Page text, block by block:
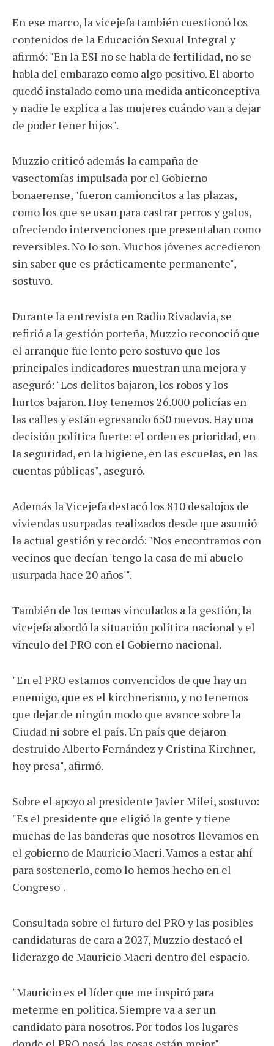
En ese marco, la vicejefa también cuestionó los
contenidos de la Educación Sexual Integral y
afirmó: "En la ESI no se habla de fertilidad, no se
habla del embarazo como algo positivo. El aborto
quedó instalado como una medida anticonceptiva
y nadie le explica a las mujeres cuándo van a dejar
de poder tener hijos".
Muzzio criticó además la campaña de
vasectomías impulsada por el Gobierno
bonaerense, "fueron camioncitos a las plazas,
como los que se usan para castrar perros y gatos,
ofreciendo intervenciones que presentaban como
reversibles. No lo son. Muchos jóvenes accedieron
sin saber que es prácticamente permanente",
sostuvo.
Durante la entrevista en Radio Rivadavia, se
refirió a la gestión porteña, Muzzio reconoció que
el arranque fue lento pero sostuvo que los
principales indicadores muestran una mejora y
aseguró: "Los delitos bajaron, los robos y los
hurtos bajaron. Hoy tenemos 26.000 policías en
las calles y están egresando 650 nuevos. Hay una
decisión política fuerte: el orden es prioridad, en
la seguridad, en la higiene, en las escuelas, en las
cuentas públicas", aseguró.
Además la Vicejefa destacó los 810 desalojos de
viviendas usurpadas realizados desde que asumió
la actual gestión y recordó: "Nos encontramos con
vecinos que decían 'tengo la casa de mi abuelo
usurpada hace 20 años'".
También de los temas vinculados a la gestión, la
vicejefa abordó la situación política nacional y el
vínculo del PRO con el Gobierno nacional.
"En el PRO estamos convencidos de que hay un
enemigo, que es el kirchnerismo, y no tenemos
que dejar de ningún modo que avance sobre la
Ciudad ni sobre el país. Un país que dejaron
destruido Alberto Fernández y Cristina Kirchner,
hoy presa", afirmó.
Sobre el apoyo al presidente Javier Milei, sostuvo:
"Es el presidente que eligió la gente y tiene
muchas de las banderas que nosotros llevamos en
el gobierno de Mauricio Macri. Vamos a estar ahí
para sostenerlo, como lo hemos hecho en el
Congreso".
Consultada sobre el futuro del PRO y las posibles
candidaturas de cara a 2027, Muzzio destacó el
liderazgo de Mauricio Macri dentro del espacio.
"Mauricio es el líder que me inspiró para
meterme en política. Siempre va a ser un
candidato para nosotros. Por todos los lugares